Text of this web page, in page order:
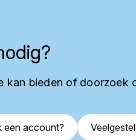
bieden of doorzoek
een account?